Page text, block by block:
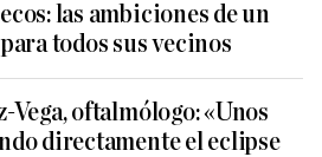
las ambiciones de un
todos sus vecinos
Vega, oftalmólogo: «Unos
directamente el eclipse